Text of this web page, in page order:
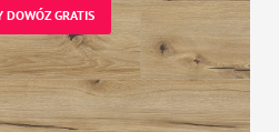
DOWÓZ GRATIS